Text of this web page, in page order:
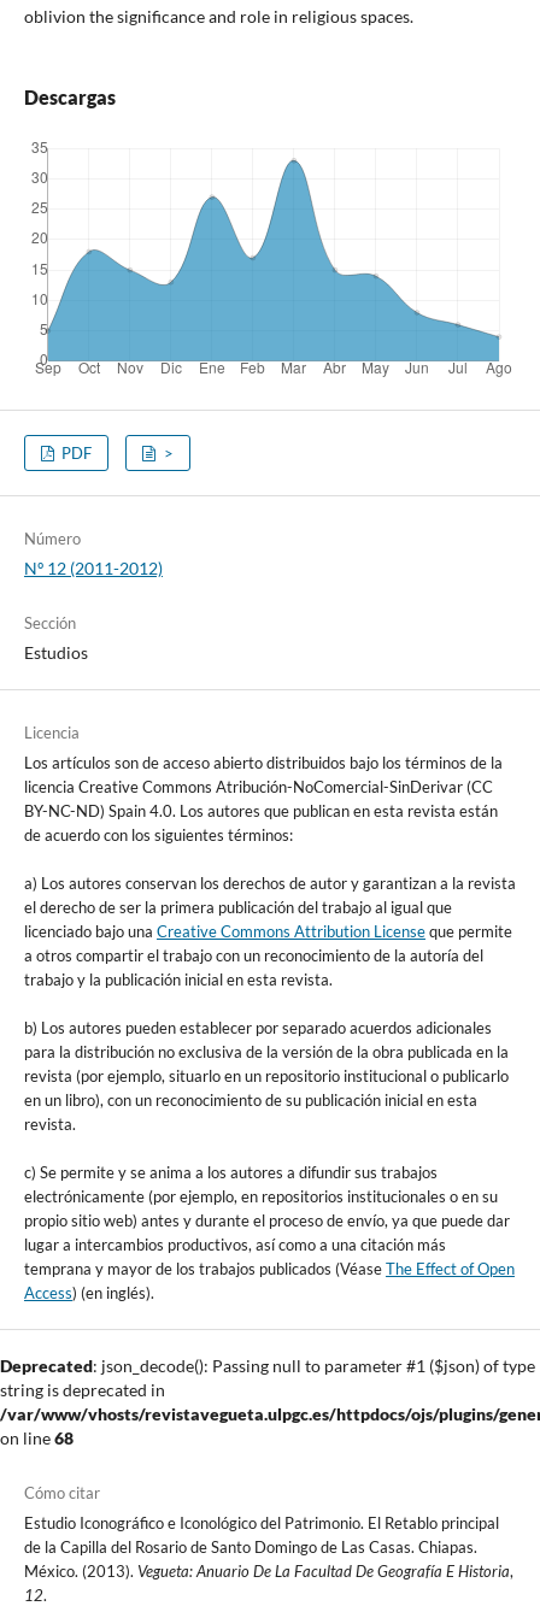
oblivion the significance and role in religious spaces.
Descargas
PDF >
Número
Nº 12 (2011-2012)
Sección
Estudios
Licencia
Los artículos son de acceso abierto distribuidos bajo los términos de la
licencia Creative Commons Atribución-NoComercial-SinDerivar (CC
BY-NC-ND) Spain 4.0. Los autores que publican en esta revista están
de acuerdo con los siguientes términos:
a) Los autores conservan los derechos de autor y garantizan a la revista
el derecho de ser la primera publicación del trabajo al igual que
licenciado bajo una Creative Commons Attribution Licenseque permite
a otros compartir el trabajo con un reconocimiento de la autoría del
trabajo y la publicación inicial en esta revista.
b) Los autores pueden establecer por separado acuerdos adicionales
para la distribución no exclusiva de la versión de la obra publicada en la
revista (por ejemplo, situarlo en un repositorio institucional o publicarlo
en un libro), con un reconocimiento de su publicación inicial en esta
revista.
c) Se permite y se anima a los autores a difundir sus trabajos
electrónicamente (por ejemplo, en repositorios institucionales o en su
propio sitio web) antes y durante el proceso de envío, ya que puede dar
lugar a intercambios productivos, así como a una citación más
temprana y mayor de los trabajos publicados (VéaseThe Effect of Open
Access) (en inglés).
Deprecated: json_decode(): Passing null to parameter #1 ($json) of type
string is deprecated in
/var/www/vhosts/revistavegueta.ulpgc.es/httpdocs/ojs/plugins/
on line68
Cómo citar
Estudio Iconográfico e Iconológico del Patrimonio. El Retablo principal
de la Capilla del Rosario de Santo Domingo de Las Casas. Chiapas.
México. (2013). Vegueta: Anuario De La Facultad De Geografía E Historia,
12.